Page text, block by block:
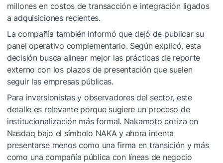
millones en costos de transacción e integración ligados
a adquisiciones recientes.
La compañía también informó que dejó de publicar su
panel operativo complementario. Según explicó, esta
decisión busca alinear mejor las prácticas de reporte
externo con los plazos de presentación que suelen
seguir las empresas públicas.
Para inversionistas y observadores del sector, este
detalle es relevante porque sugiere un proceso de
institucionalización más formal. Nakamoto cotiza en
Nasdaq bajo el símbolo NAKA y ahora intenta
presentarse menos como una firma en transición y más
como una compañía pública con líneas de negocio